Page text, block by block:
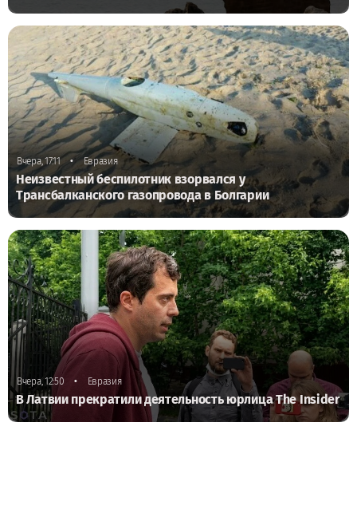
Вчера, 17:11 • Евразия
Неизвестный беспилотник взорвался у
Трансбалканского газопровода в Болгарии
Вчера, 12:50 • Евразия
В Латвии прекратили деятельность юрлица The Insider